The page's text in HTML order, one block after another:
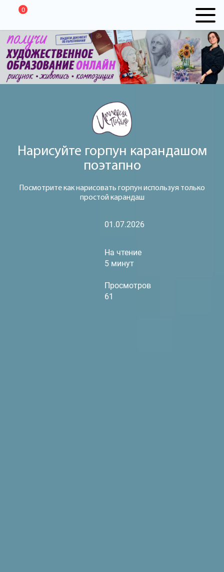
0
Нарисуйте горпун карандашом
поэтапно
Посмотрите как нарисовать горпун используя только
простой карандаш
01.07.2026
На чтение
5 минут
Просмотров
61